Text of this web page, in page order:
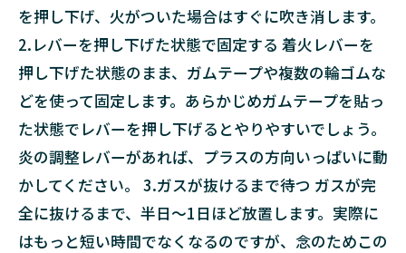
を押し下げ、火がついた場合はすぐに吹き消します。
2.レバーを押し下げた状態で固定する 着火レバーを
押し下げた状態のまま、ガムテープや複数の輪ゴムな
どを使って固定します。あらかじめガムテープを貼っ
た状態でレバーを押し下げるとやりやすいでしょう。
炎の調整レバーがあれば、プラスの方向いっぱいに動
かしてください。 3.ガスが抜けるまで待つ ガスが完
全に抜けるまで、半日～1日ほど放置します。実際に
はもっと短い時間でなくなるのですが、念のためこの